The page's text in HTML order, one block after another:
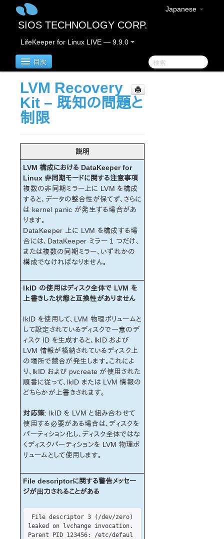
Japanese
SIOS TECHNOLOGY CORP.
LifeKeeper for Linux LIVE — 9.9.0
目次
LifeKeeper for Linux
LifeKeeper for Linuxリリースノート
概要
バグの修正 / Hotfixes
廃止された機能
LifeKeeperコンポーネント
システム要件
ストレージとアダプタのオプション
オープンソースパッケージ
既知の問題
テクニカルノート
LifeKeeper for Linux インストレーションガイド
LifeKeeper 環境のプランニング
LifeKeeper 環境のセットアップ
LifeKeeperソフトウェアのインストール
セットアップスクリプトの操作
LifeKeeper インストールの確認
LifeKeeperのアップデート
LifeKeeper を使用したノードの OS / カーネルのアップデ
LifeKeeper for Linux テクニカルドキュメンテーション
ドキュメンテーションについて
lkbackup
はじめに
インストールと設定
LifeKeeper User Guide
トラブルシューティング
ソリューション
LVM Recovery
Kit – 既知の問題と
制限
説明
LVM 構成における DataKeeper for
Linux 非同期モードに関する注意事項
複数の非同期ミラー上に LVM を構成
すると、データの整合性が保てず、さらに
は kernel panic が発生する場合があ
ります。
DataKeeper 上に LVM を構成する場
合には、DataKeeper ミラー 1 つだけ、
または複数の同期ミラー、いずれかの
構成でなければなりません。
lkID の使用はディスク全体で LVM を
上書きした状態と互換性がありません
lkID を使用して、LVM 物理ボリュームと
して設定されているディスクで一意のデ
ィスク ID を生成すると、lkID および
LVM 情報が格納されているディスク上
の場所で競合が発生します。これによ
り、lkID および pvcreate が使用された
順番に従って、lkID または LVM 情報の
どちらかが上書きされます。
対応策: lkID を LVM と組み合わせて
使用する必要がある場合は、ディスクを
パーティション化し、ディスク全体ではな
くディスクパーティションを LVM 物理ボ
リュームとして使用します。
File descriptorに関する警告メッセー
ジが出力されることがある
leaked on lvchange invocation.
Parent PID 123456: /etc/defaul